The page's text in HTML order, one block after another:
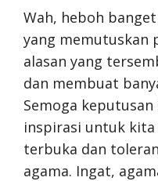
Wah, heboh
yang memutuskan
alasan yang
dan membuat
Semoga
inspirasi untuk
terbuka dan
agama. Ingat,